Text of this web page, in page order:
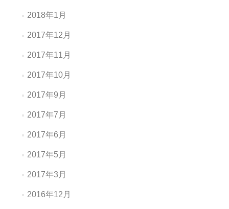
2018年1月
2017年12月
2017年11月
2017年10月
2017年9月
2017年7月
2017年6月
2017年5月
2017年3月
2016年12月